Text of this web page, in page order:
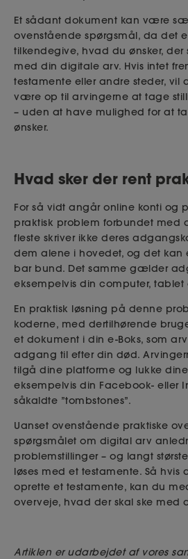
Et sådant dokument kan være
ovenstående spørgsmål, da det
tilkendegive, hvad du ønsker, der
med din digitale arv. Hvis intet
testamente eller andre steder, vil
være op til arvingerne at tage
– uden at have mulighed for at
ønsker.
Hvad sker der rent
For så vidt angår online konti og
praktisk problem forbundet med
fleste skriver ikke deres
dem alene i hovedet, og det kan
bar bund. Det samme gælder
eksempelvis din computer, tablet
En praktisk løsning på denne
koderne, med dertilhørende
et dokument i din e-Boks, som
adgang til efter din død.
tilgå dine platforme og lukke
eksempelvis din Facebook- eller
såkaldte ”tombstones”.
Uanset ovenstående praktiske
spørgsmålet om digital arv
problemstillinger – og langt
løses med et testamente. Så hvis
oprette et testamente, kan du
overveje, hvad der skal ske med
Artiklen er udarbejdet af vores